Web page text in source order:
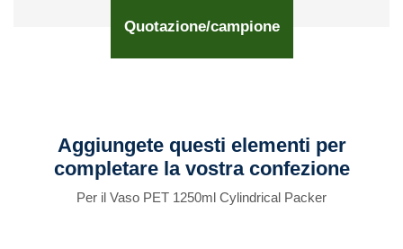
Quotazione/campione
Aggiungete questi elementi per
completare la vostra confezione
Per il Vaso PET 1250ml Cylindrical Packer